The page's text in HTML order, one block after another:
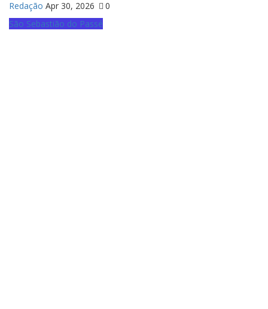
Redação Apr 30, 2026
0
São Sebastião do Passé